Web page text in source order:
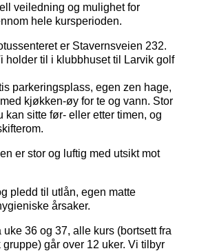
veiledning og mulighet for
hele kursperioden.
er Stavernsveien 232.
holder til i klubbhuset til Larvik golf
parkeringsplass, egen zen hage,
kjøkken-øy for te og vann. Stor
kan sitte før- eller etter timen, og
er stor og luftig med utsikt mot
pledd til utlån, egen matte
årsaker.
uke 36 og 37, alle kurs (bortsett fra
gruppe) går over 12 uker. Vi tilbyr